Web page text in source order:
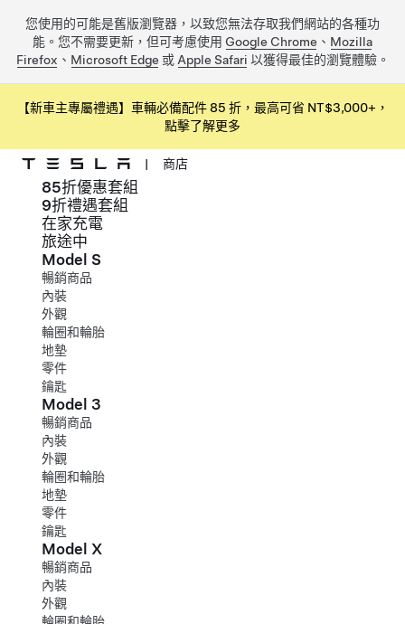
您使用的可能是舊版瀏覽器，以致您無法存取我們網站的各種功
能。您不需要更新，但可考慮使用 Google Chrome 、 Mozilla
Firefox 、 Microsoft Edge 或 Apple Safari 以獲得最佳的瀏覽體驗。
【新車主專屬禮遇】車輛必備配件 85 折，最高可省 NT$3,000+，
點擊了解更多
跳到主要內容
| 商店
85折優惠套組
9折禮遇套組
在家充電
旅途中
Model S
暢銷商品
內裝
外觀
輪圈和輪胎
地墊
零件
鑰匙
Model 3
暢銷商品
內裝
外觀
輪圈和輪胎
地墊
零件
鑰匙
Model X
暢銷商品
內裝
外觀